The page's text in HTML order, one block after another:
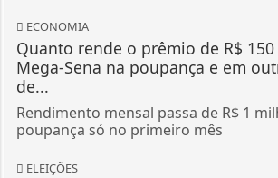
ECONOMIA
Quanto rende o prêmio de R$
Mega-Sena na poupança e em
de...
Rendimento mensal passa de R$ 1
poupança só no primeiro mês
ELEIÇÕES